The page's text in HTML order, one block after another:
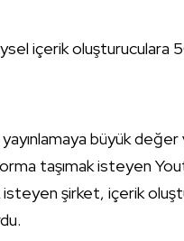
içerik
büyük değer
taşımak isteyen
şirket, içerik